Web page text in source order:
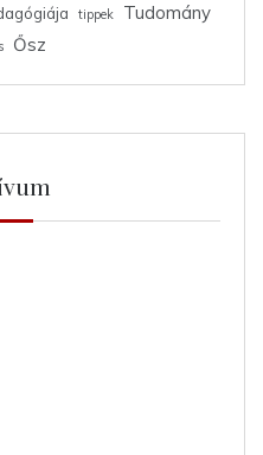
tippek Tudomány
Ősz